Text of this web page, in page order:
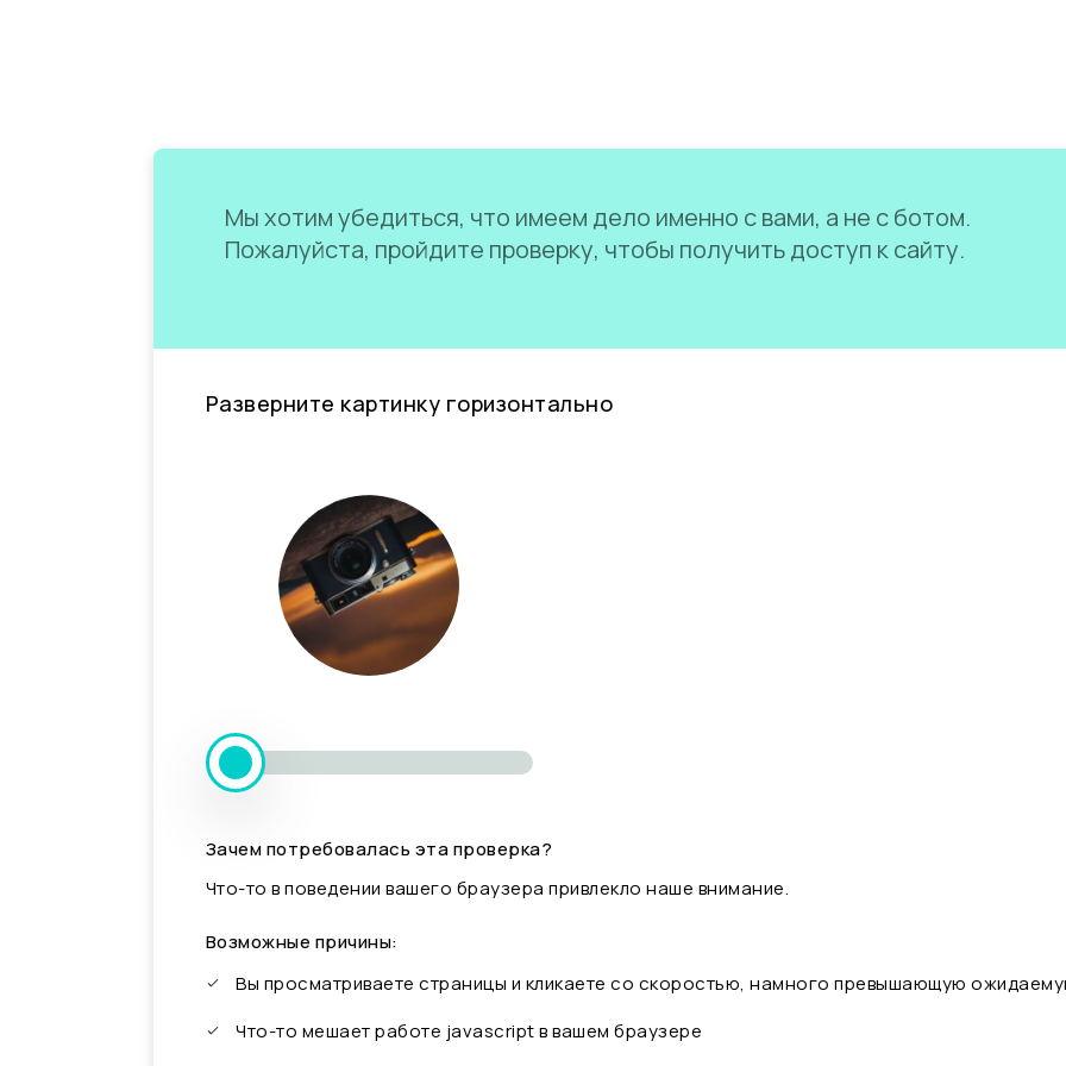
Мы хотим убедиться, что имеем дело именно с вами, а не с ботом.
Пожалуйста, пройдите проверку, чтобы получить доступ к сайту.
Разверните картинку горизонтально
Зачем потребовалась эта проверка?
Что-то в поведении вашего браузера привлекло наше внимание.
Возможные причины:
Вы просматриваете страницы и кликаете со скоростью, намного превышающую
Что-то мешает работе javascript в вашем браузере